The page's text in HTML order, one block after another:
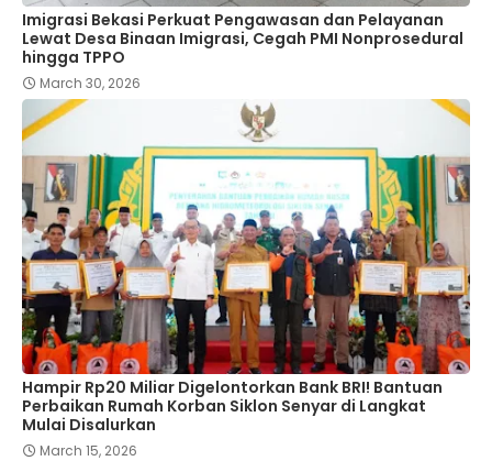
Imigrasi Bekasi Perkuat Pengawasan dan Pelayanan
Lewat Desa Binaan Imigrasi, Cegah PMI Nonprosedural
hingga TPPO
March 30, 2026
Hampir Rp20 Miliar Digelontorkan Bank BRI! Bantuan
Perbaikan Rumah Korban Siklon Senyar di Langkat
Mulai Disalurkan
March 15, 2026